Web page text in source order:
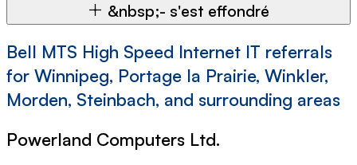
&nbsp;- s'est effondré
Bell MTS High Speed Internet IT referrals
for Winnipeg, Portage la Prairie, Winkler,
Morden, Steinbach, and surrounding areas
Powerland Computers Ltd.